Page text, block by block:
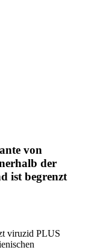
von
der
ist begrenzt
viruzid PLUS